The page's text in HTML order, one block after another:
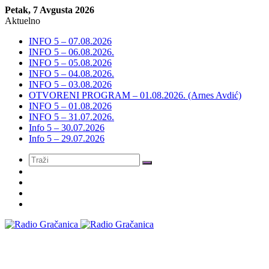
Petak, 7 Avgusta 2026
Aktuelno
INFO 5 – 07.08.2026
INFO 5 – 06.08.2026.
INFO 5 – 05.08.2026
INFO 5 – 04.08.2026.
INFO 5 – 03.08.2026
OTVORENI PROGRAM – 01.08.2026. (Arnes Avdić)
INFO 5 – 01.08.2026
INFO 5 – 31.07.2026.
Info 5 – 30.07.2026
Info 5 – 29.07.2026
Meni